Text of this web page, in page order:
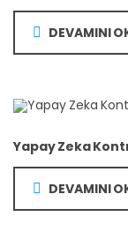
DEVAMINI
Yapay Zeka
DEVAMINI